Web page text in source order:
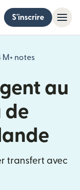
S'inscrire
M+ notes
au
de
transfert avec